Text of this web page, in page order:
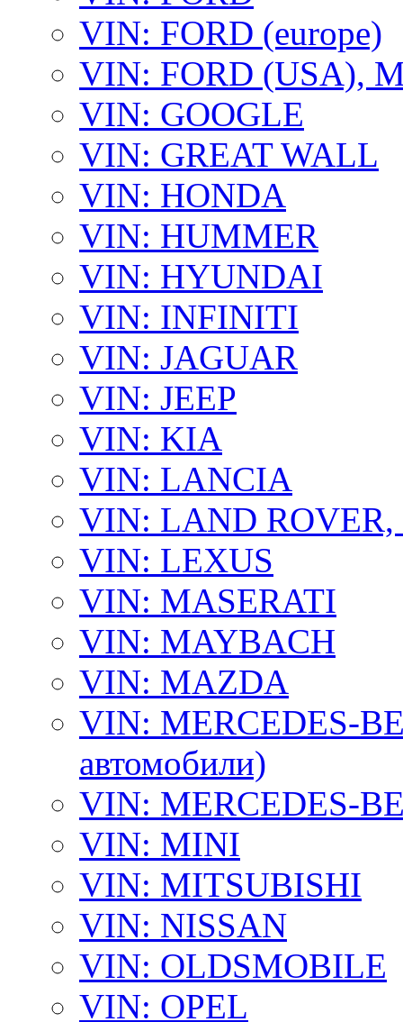
VIN: FORD (europe)
VIN: FORD (USA),
VIN: GOOGLE
VIN: GREAT WALL
VIN: HONDA
VIN: HUMMER
VIN: HYUNDAI
VIN: INFINITI
VIN: JAGUAR
VIN: JEEP
VIN: KIA
VIN: LANCIA
VIN: LAND ROVER,
VIN: LEXUS
VIN: MASERATI
VIN: MAYBACH
VIN: MAZDA
VIN: MERCEDES-
автомобили)
VIN: MERCEDES-
VIN: MINI
VIN: MITSUBISHI
VIN: NISSAN
VIN: OLDSMOBILE
VIN: OPEL